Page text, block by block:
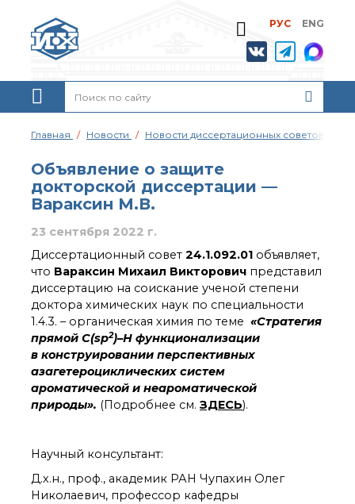
РУС ENG
Жизнь и выдающиеся
моменты научной
деятельности
Н. Д. Зелинского
История ИОХ РАН
Администрация
Научные школы
Подразделения
института
Ученый совет ИОХ
РАН
Диссертационные
советы
Совет молодых ученых
ИОХ РАН
Центр коллективного
пользования
Института
органической химии
РАН (ЦКП ИОХ РАН)
Библиотека
Инфоресурсы
Документы
Главная Новости Новости диссертационных советов
Объявление о защите
докторской диссертации —
Вараксин М.В.
23 сентября 2022 г.
Диссертационный совет 24.1.092.01 объявляет,
что Вараксин Михаил Викторович представил
диссертацию на соискание ученой степени
доктора химических наук по специальности
1.4.3. – органическая химия по теме «Стратегия
прямой С(sp2)–Н функционализации
в конструировании перспективных
азагетероциклических систем
ароматической и неароматической
природы». (Подробнее см. ЗДЕСЬ).
Научный консультант:
Д.х.н., проф., академик РАН Чупахин Олег
Николаевич, профессор кафедры